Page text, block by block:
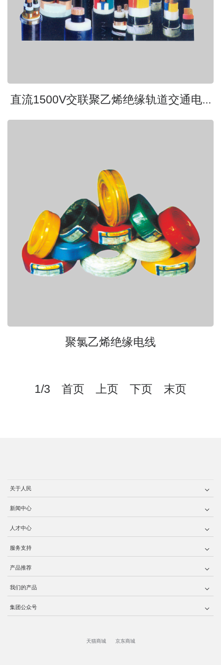
直流1500V交联聚乙烯绝缘轨道交通电...
聚氯乙烯绝缘电线
1/3 首页 上页 下页 末页
关于人民
新闻中心
人才中心
服务支持
产品推荐
我们的产品
集团公众号
天猫商城 京东商城